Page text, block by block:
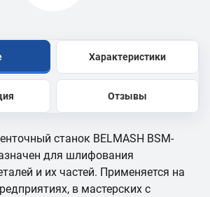
Характеристики
Отзывы
станок BELMASH BSM-
для шлифования
и их частей. Применяется на
в мастерских с